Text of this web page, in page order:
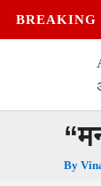
Skip
to
BREAKING
मिलेंगे? क्या आप
By